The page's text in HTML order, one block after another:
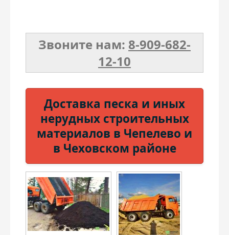
Бой
Пеллеты
Бетон
Чернозем
Дренаж
Навесы
Звоните нам: 8-909-682-
12-10
Доставка песка и иных
нерудных строительных
материалов в Чепелево и
в Чеховском районе